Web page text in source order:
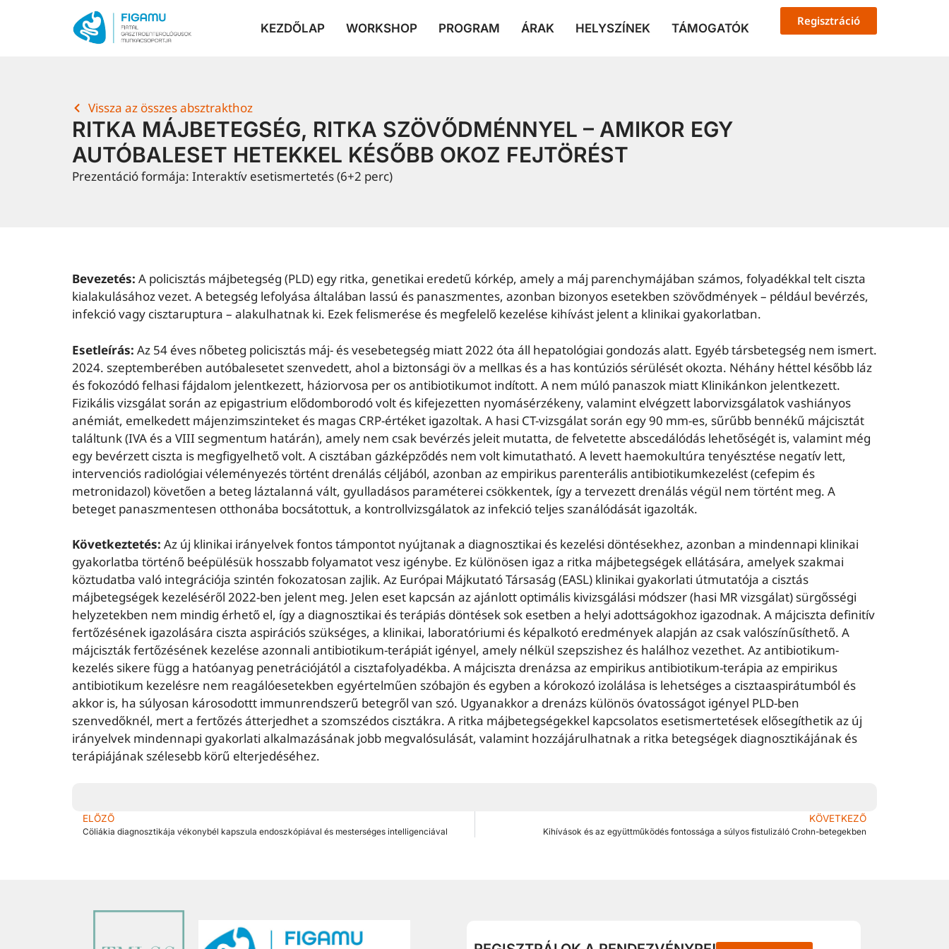
KEZDŐLAP WORKSHOP PROGRAM ÁRAK HELYSZÍNEK TÁMOGATÓK
Regisztráció
Vissza az összes absztrakthoz
RITKA MÁJBETEGSÉG, RITKA SZÖVŐDMÉNNYEL – AMIKOR EGY
AUTÓBALESET HETEKKEL KÉSŐBB OKOZ FEJTÖRÉST
Prezentáció formája: Interaktív esetismertetés (6+2 perc)
Bevezetés: A policisztás májbetegség (PLD) egy ritka, genetikai eredetű kórkép, amely a máj parenchymájában számos, folyadékkal telt ciszta
kialakulásához vezet. A betegség lefolyása általában lassú és panaszmentes, azonban bizonyos esetekben szövődmények – például bevérzés,
infekció vagy cisztaruptura – alakulhatnak ki. Ezek felismerése és megfelelő kezelése kihívást jelent a klinikai gyakorlatban.
Esetleírás: Az 54 éves nőbeteg policisztás máj- és vesebetegség miatt 2022 óta áll hepatológiai gondozás alatt. Egyéb társbetegség nem ismert.
2024. szeptemberében autóbalesetet szenvedett, ahol a biztonsági öv a mellkas és a has kontúziós sérülését okozta. Néhány héttel később láz
és fokozódó felhasi fájdalom jelentkezett, háziorvosa per os antibiotikumot indított. A nem múló panaszok miatt Klinikánkon jelentkezett.
Fizikális vizsgálat során az epigastrium elődomborodó volt és kifejezetten nyomásérzékeny, valamint elvégzett laborvizsgálatok vashiányos
anémiát, emelkedett májenzimszinteket és magas CRP-értéket igazoltak. A hasi CT-vizsgálat során egy 90 mm-es, sűrűbb bennékű májcisztát
találtunk (IVA és a VIII segmentum határán), amely nem csak bevérzés jeleit mutatta, de felvetette abscedálódás lehetőségét is, valamint még
egy bevérzett ciszta is megfigyelhető volt. A cisztában gázképződés nem volt kimutatható. A levett haemokultúra tenyésztése negatív lett,
intervenciós radiológiai véleményezés történt drenálás céljából, azonban az empirikus parenterális antibiotikumkezelést (cefepim és
metronidazol) követően a beteg láztalanná vált, gyulladásos paraméterei csökkentek, így a tervezett drenálás végül nem történt meg. A
beteget panaszmentesen otthonába bocsátottuk, a kontrollvizsgálatok az infekció teljes szanálódását igazolták.
Következtetés: Az új klinikai irányelvek fontos támpontot nyújtanak a diagnosztikai és kezelési döntésekhez, azonban a mindennapi klinikai
gyakorlatba történő beépülésük hosszabb folyamatot vesz igénybe. Ez különösen igaz a ritka májbetegségek ellátására, amelyek szakmai
köztudatba való integrációja szintén fokozatosan zajlik. Az Európai Májkutató Társaság (EASL) klinikai gyakorlati útmutatója a cisztás
májbetegségek kezeléséről 2022-ben jelent meg. Jelen eset kapcsán az ajánlott optimális kivizsgálási módszer (hasi MR vizsgálat) sürgősségi
helyzetekben nem mindig érhető el, így a diagnosztikai és terápiás döntések sok esetben a helyi adottságokhoz igazodnak. A májciszta definitív
fertőzésének igazolására ciszta aspirációs szükséges, a klinikai, laboratóriumi és képalkotó eredmények alapján az csak valószínűsíthető. A
májciszták fertőzésének kezelése azonnali antibiotikum-terápiát igényel, amely nélkül szepszishez és halálhoz vezethet. Az antibiotikum-
kezelés sikere függ a hatóanyag penetrációjától a cisztafolyadékba. A májciszta drenázsa az empirikus antibiotikum-terápia az empirikus
antibiotikum kezelésre nem reagálóesetekben egyértelműen szóbajön és egyben a kórokozó izolálása is lehetséges a cisztaaspirátumból és
akkor is, ha súlyosan károsodottt immunrendszerű betegről van szó. Ugyanakkor a drenázs különös óvatosságot igényel PLD-ben
szenvedőknél, mert a fertőzés átterjedhet a szomszédos cisztákra. A ritka májbetegségekkel kapcsolatos esetismertetések elősegíthetik az új
irányelvek mindennapi gyakorlati alkalmazásának jobb megvalósulását, valamint hozzájárulhatnak a ritka betegségek diagnosztikájának és
terápiájának szélesebb körű elterjedéséhez.
ELŐZŐ
Cöliákia diagnosztikája vékonybél kapszula endoszkópiával és mesterséges intelligenciával
KÖVETKEZŐ
Kihívások és az együttműködés fontossága a súlyos fistulizáló Crohn-betegekben